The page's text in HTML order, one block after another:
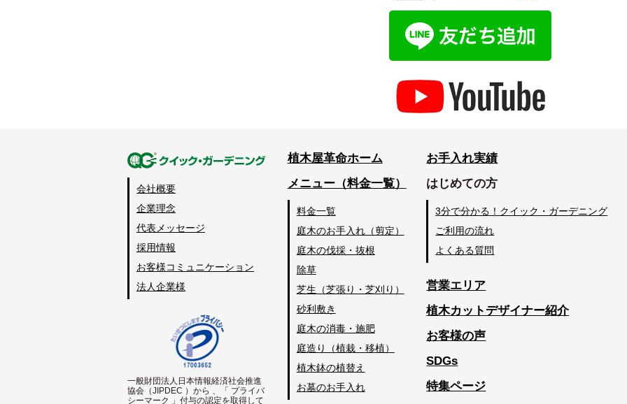
会社概要
企業理念
代表メッセージ
採用情報
お客様コミュニケーション
法人企業様
一般財団法人日本情報経済社会推進
協会（JIPDEC ）から 、「 プライバ
シーマーク 」付与の認定を取得して
植木屋革命ホーム
メニュー（料金一覧）
料金一覧
庭木のお手入れ（剪定）
庭木の伐採・抜根
除草
芝生（芝張り・芝刈り）
砂利敷き
庭木の消毒・施肥
庭造り（植栽・移植）
植木鉢の植替え
お墓のお手入れ
お手入れ実績
はじめての方
3分で分かる！クイック・ガーデニング
ご利用の流れ
よくある質問
営業エリア
植木カットデザイナー紹介
お客様の声
SDGs
特集ページ